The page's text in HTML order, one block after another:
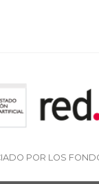
POR LOS